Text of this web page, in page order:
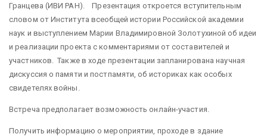
Гранцева (ИВИ РАН). Презентация откроется вступительным
словом от Института всеобщей истории Российской академии
наук и выступлением Марии Владимировной Золотухиной об идеи
и реализации проекта с комментариями от составителей и
участников. Также в ходе презентации запланирована научная
дискуссия о памяти и постпамяти, об историках как особых
свидетелях войны.
Встреча предполагает возможность онлайн-участия.
Получить информацию о мероприятии, проходе в здание